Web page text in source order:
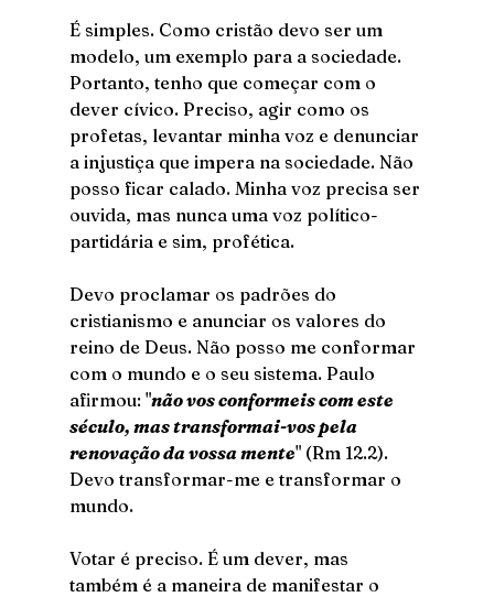
É simples. Como cristão devo ser um
modelo, um exemplo para a sociedade.
Portanto, tenho que começar com o
dever cívico. Preciso, agir como os
profetas, levantar minha voz e denunciar
a injustiça que impera na sociedade. Não
posso ficar calado. Minha voz precisa ser
ouvida, mas nunca uma voz político-
partidária e sim, profética.
Devo proclamar os padrões do
cristianismo e anunciar os valores do
reino de Deus. Não posso me conformar
com o mundo e o seu sistema. Paulo
afirmou: "não vos conformeis com este
século, mas transformai-vos pela
renovação da vossa mente" (Rm 12.2).
Devo transformar-me e transformar o
mundo.
Votar é preciso. É um dever, mas
também é a maneira de manifestar o